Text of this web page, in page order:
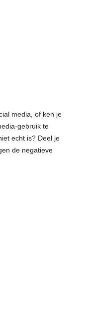
media, of ken je
gebruik te
echt is? Deel je
de negatieve